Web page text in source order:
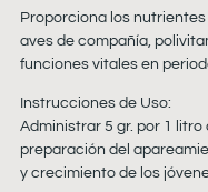
Proporciona los
aves de compañía,
funciones vitales en
Instrucciones de Uso:
Administrar 5 gr. por 1 litro
preparación del
y crecimiento de los